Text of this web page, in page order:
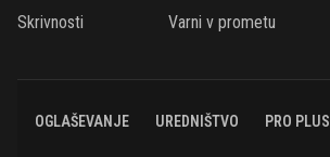
Skrivnosti
Varni v prometu
OGLAŠEVANJE UREDNIŠTVO PRO PLUS